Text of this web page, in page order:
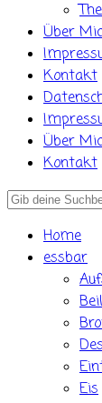
Über
Kontakt
Über
Kontakt
Search
Home
essbar
Eis